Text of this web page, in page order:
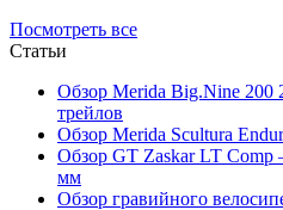
Посмотреть все
Статьи
Обзор Merida Big.Nine 200
трейлов
Обзор Merida Scultura
Обзор GT Zaskar LT
мм
Обзор гравийного